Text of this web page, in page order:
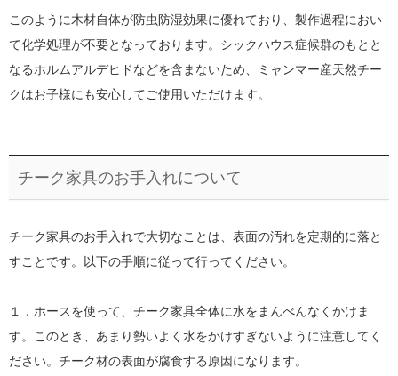
このように木材自体が防虫防湿効果に優れており、製作過程におい
て化学処理が不要となっております。シックハウス症候群のもとと
なるホルムアルデヒドなどを含まないため、ミャンマー産天然チー
クはお子様にも安心してご使用いただけます。
チーク家具のお手入れについて
チーク家具のお手入れで大切なことは、表面の汚れを定期的に落と
すことです。以下の手順に従って行ってください。
１．ホースを使って、チーク家具全体に水をまんべんなくかけま
す。このとき、あまり勢いよく水をかけすぎないように注意してく
ださい。チーク材の表面が腐食する原因になります。